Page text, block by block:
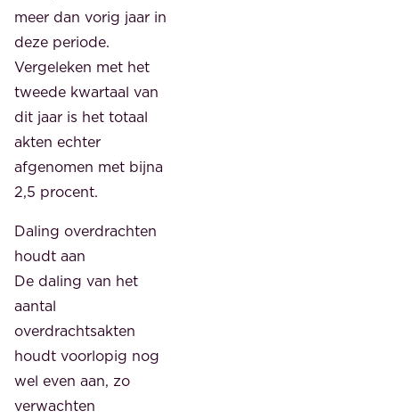
meer dan vorig jaar in
deze periode.
Vergeleken met het
tweede kwartaal van
dit jaar is het totaal
akten echter
afgenomen met bijna
2,5 procent.
Daling overdrachten
houdt aan
De daling van het
aantal
overdrachtsakten
houdt voorlopig nog
wel even aan, zo
verwachten